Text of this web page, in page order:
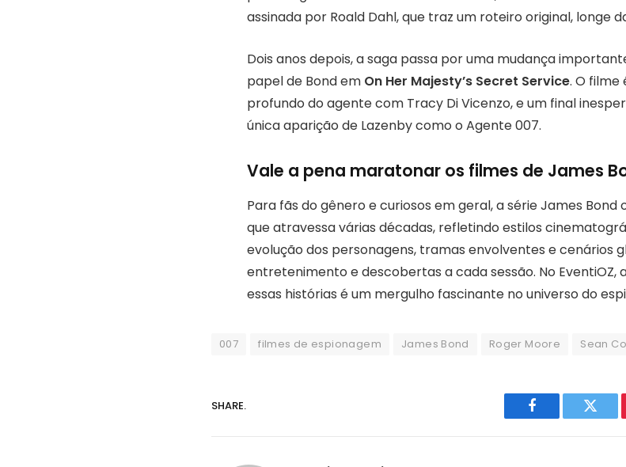
assinada por Roald Dahl, que traz um roteiro original, longe
Dois anos depois, a saga passa por uma mudança
papel de Bond em On Her Majesty’s Secret Service. O
profundo do agente com Tracy Di Vicenzo, e um final
única aparição de Lazenby como o Agente 007.
Vale a pena maratonar os filmes de James
Para fãs do gênero e curiosos em geral, a série James
que atravessa várias décadas, refletindo estilos
evolução dos personagens, tramas envolventes e cenários
entretenimento e descobertas a cada sessão. No EventiOZ,
essas histórias é um mergulho fascinante no universo do
007 filmes de espionagem James Bond Roger Moore Sean
SHARE.
Facebook